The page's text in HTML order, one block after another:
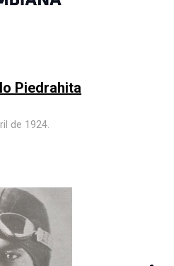
Piedrahita
de 1924.